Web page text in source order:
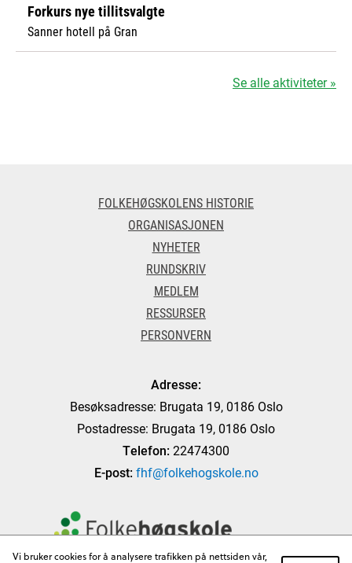
Forkurs nye tillitsvalgte
Sanner hotell på Gran
Se alle aktiviteter »
FOLKEHØGSKOLENS HISTORIE
ORGANISASJONEN
NYHETER
RUNDSKRIV
MEDLEM
RESSURSER
PERSONVERN
Adresse:
Besøksadresse: Brugata 19, 0186 Oslo
Postadresse: Brugata 19, 0186 Oslo
Telefon: 22474300
E-post: fhf@folkehogskole.no
Vi bruker cookies for å analysere trafikken på nettsiden vår,